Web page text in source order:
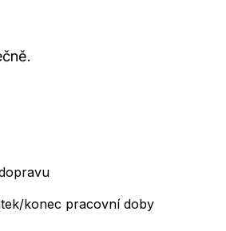
konec pracovní doby